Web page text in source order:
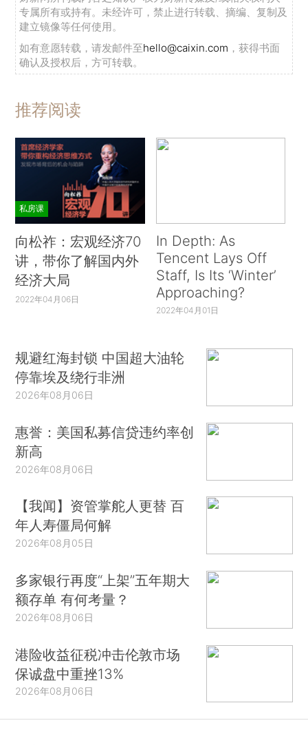
专属所有或持有。未经许可，禁止进行转载、摘编、复制及
建立镜像等任何使用。
如有意愿转载，请发邮件至hello@caixin.com ，获得书面
确认及授权后，方可转载。
推荐阅读
私房课
向松祚：宏观经济70
讲，带你了解国内外
经济大局
2022年04月06日
In Depth: As
Tencent Lays Off
Staff, Is Its ‘Winter’
Approaching?
2022年04月01日
规避红海封锁 中国超大油轮
停靠埃及绕行非洲
2026年08月06日
惠誉：美国私募信贷违约率创
新高
2026年08月06日
【我闻】资管掌舵人更替 百
年人寿僵局何解
2026年08月05日
多家银行再度“上架”五年期大
额存单 有何考量？
2026年08月06日
港险收益征税冲击伦敦市场
保诚盘中重挫13%
2026年08月06日